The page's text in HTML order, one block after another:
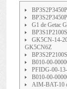
G1 de Getac
GK5CN-14-
GK5CN6Z
B010-00-
PFIDG-00-
B010-00-
AIM-BAT-10